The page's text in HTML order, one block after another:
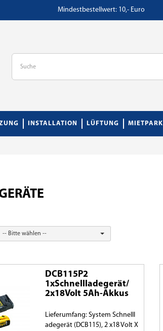
Mindestbestellwert: 10,- Euro
INSTALLATION LÜFTUNG MIETPARK
-- Bitte wählen --
DCB115P2
1xSchnellladegerät/
2x18Volt 5Ah-Akkus
Lieferumfang: System Schnelll
adegerät (DCB115), 2 x18 Volt X